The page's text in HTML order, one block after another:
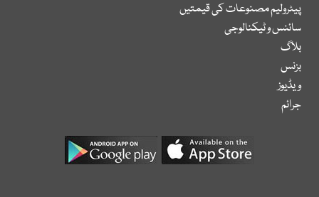
پیٹرولیم مصنوعات کی قیمتیں
سائنس و ٹیکنالوجی
بلاگ
بزنس
ویڈیوز
جرائم